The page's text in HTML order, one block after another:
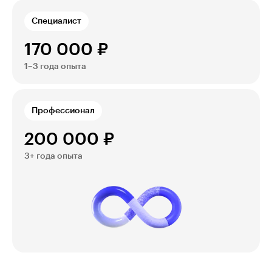
170 000 ₽
Специалист
1–3 года опыта
200 000 ₽
Профеccионал
3+ года опыта